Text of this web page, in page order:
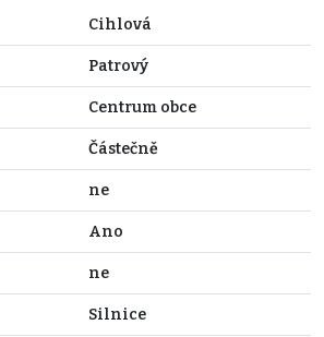
Cihlová
Patrový
Centrum obce
Částečně
ne
Ano
ne
Silnice